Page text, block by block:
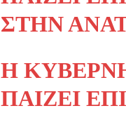
ΣΤΗΝ
Η
ΠΑΊΖΕΙ